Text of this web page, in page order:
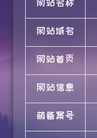
网站名称
网站域名
网站首页
网站信息
萌备案号